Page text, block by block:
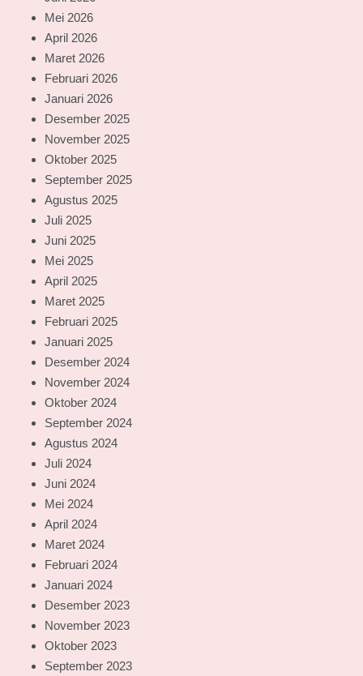
Mei 2026
April 2026
Maret 2026
Februari 2026
Januari 2026
Desember 2025
November 2025
Oktober 2025
September 2025
Agustus 2025
Juli 2025
Juni 2025
Mei 2025
April 2025
Maret 2025
Februari 2025
Januari 2025
Desember 2024
November 2024
Oktober 2024
September 2024
Agustus 2024
Juli 2024
Juni 2024
Mei 2024
April 2024
Maret 2024
Februari 2024
Januari 2024
Desember 2023
November 2023
Oktober 2023
September 2023